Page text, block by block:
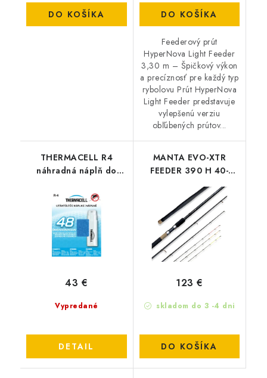
DO KOŠÍKA DO KOŠÍKA
Feederový prút
HyperNova Light Feeder
3,30 m – Špičkový výkon
a precíznosť pre každý typ
rybolovu Prút HyperNova
Light Feeder predstavuje
vylepšenú verziu
obľúbených prútov...
THERMACELL R4
náhradná náplň do
Vypredané
43 €
DETAIL
MANTA EVO-XTR
FEEDER 390 H 40-
skladom do 3 -4 dni
123 €
DO KOŠÍKA